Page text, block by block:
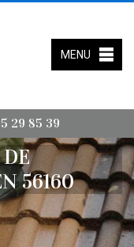
29 85 39
MENU
56160